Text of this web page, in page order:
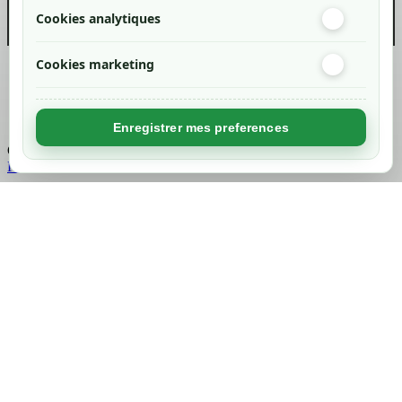
Cookies analytiques
Cookies marketing
Enregistrer mes preferences
Created byNageoconcept
Chargement...
Retour en haut